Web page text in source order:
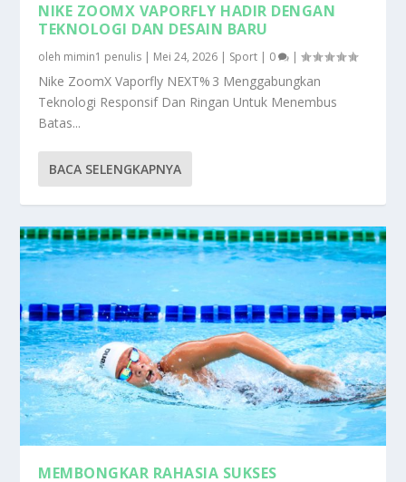
NIKE ZOOMX VAPORFLY HADIR DENGAN
TEKNOLOGI DAN DESAIN BARU
oleh mimin1 penulis | Mei 24, 2026 | Sport | 0 |
Nike ZoomX Vaporfly NEXT% 3 Menggabungkan
Teknologi Responsif Dan Ringan Untuk Menembus
Batas...
BACA SELENGKAPNYA
MEMBONGKAR RAHASIA SUKSES